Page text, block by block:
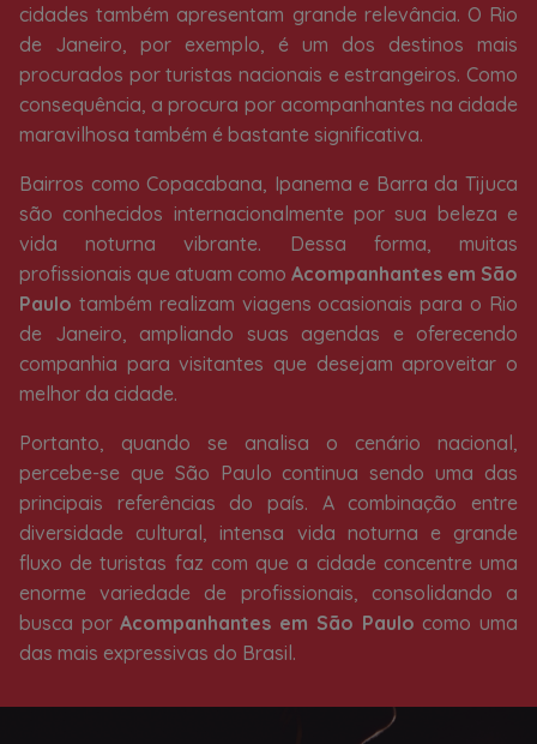
cidades também apresentam grande relevância. O Rio
de Janeiro, por exemplo, é um dos destinos mais
procurados por turistas nacionais e estrangeiros. Como
consequência, a procura por acompanhantes na cidade
maravilhosa também é bastante significativa.
Bairros como Copacabana, Ipanema e Barra da Tijuca
são conhecidos internacionalmente por sua beleza e
vida noturna vibrante. Dessa forma, muitas
profissionais que atuam como Acompanhantes em São
Paulo também realizam viagens ocasionais para o Rio
de Janeiro, ampliando suas agendas e oferecendo
companhia para visitantes que desejam aproveitar o
melhor da cidade.
Portanto, quando se analisa o cenário nacional,
percebe-se que São Paulo continua sendo uma das
principais referências do país. A combinação entre
diversidade cultural, intensa vida noturna e grande
fluxo de turistas faz com que a cidade concentre uma
enorme variedade de profissionais, consolidando a
busca porAcompanhantes em São Paulo como uma
das mais expressivas do Brasil.